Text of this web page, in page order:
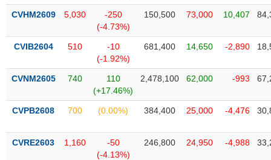
thị
trường
CVHM2609 5,030
-250
(-4.73%)
150,500 73,000 10,407
CVIB2604 510
-10
(-1.92%)
681,400 14,650 -2,890
CVNM2605 740
110
(+17.46%)
2,478,100 62,000 -993
CVPB2608 700 (0.00%) 384,400 25,000 -4,476
CVRE2603 1,160
-50
(-4.13%)
246,800 24,950 -4,988
DÙNG
THIẾT
YẾU
TIÊU
THIẾT
YẾU